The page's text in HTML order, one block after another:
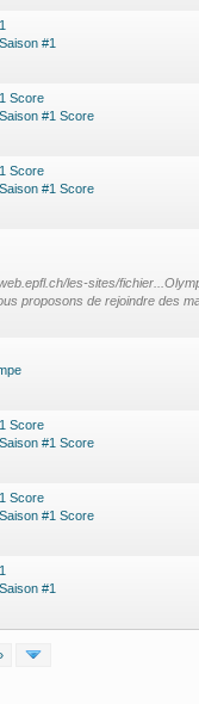
#1
Score
#1 Score
Score
#1 Score
les-sites/
proposons de rejoindre des
Score
#1 Score
Score
#1 Score
#1